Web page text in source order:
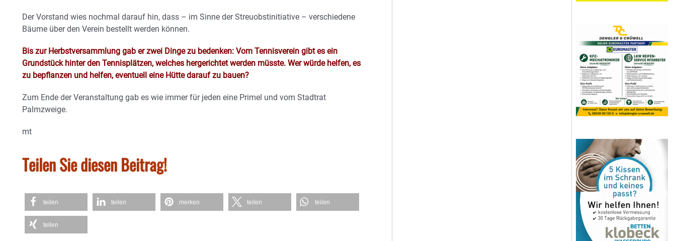
Der Vorstand wies nochmal darauf hin, dass – im Sinne der Streuobstinitiative – verschiedene
Bäume über den Verein bestellt werden können.
Bis zur Herbstversammlung gab er zwei Dinge zu bedenken: Vom Tennisverein gibt es ein
Grundstück hinter den Tennisplätzen, welches hergerichtet werden müsste. Wer würde helfen, es
zu bepflanzen und helfen, eventuell eine Hütte darauf zu bauen?
Zum Ende der Veranstaltung gab es wie immer für jeden eine Primel und vom Stadtrat
Palmzweige.
mt
Teilen Sie diesen Beitrag!
teilen teilen merken teilen teilen
teilen